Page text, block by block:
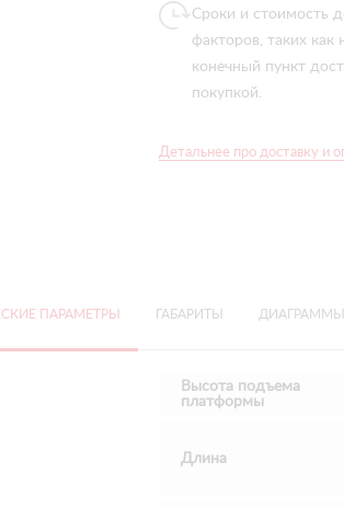
Сроки и стоимость
факторов, таких как
конечный пункт
покупкой.
Детальнее про доставку и
ПАРАМЕТРЫ ГАБАРИТЫ ДИАГРАММЫ
Высота подъема
платформы
Длина